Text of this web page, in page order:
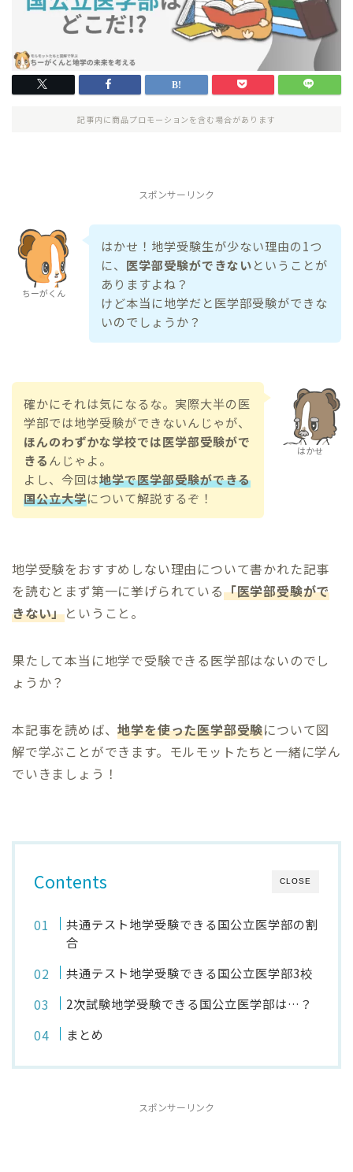
記事内に商品プロモーションを含む場合があります
スポンサーリンク
ちーがくん
はかせ！地学受験生が少ない理由の1つ
に、 医学部受験ができないということが
ありますよね？
けど本当に地学だと医学部受験ができな
いのでしょうか？
はかせ
確かにそれは気になるな。実際大半の医
学部では地学受験ができないんじゃが、
ほんのわずかな学校では医学部受験がで
きるんじゃよ。
よし、今回は地学で医学部受験ができる
国公立大学について解説するぞ！
地学受験をおすすめしない理由について書かれた記事
を読むとまず第一に挙げられている「医学部受験がで
きない」ということ。
果たして本当に地学で受験できる医学部はないのでし
ょうか？
本記事を読めば、地学を使った医学部受験について図
解で学ぶことができます。モルモットたちと一緒に学ん
でいきましょう！
CLOSE
Contents
共通テスト地学受験できる国公立医学部の割
合
共通テスト地学受験できる国公立医学部3校
2次試験地学受験できる国公立医学部は…？
まとめ
スポンサーリンク